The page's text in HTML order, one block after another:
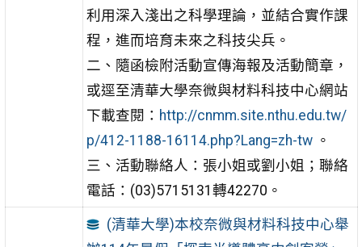
利用深入淺出之科學理論，並結合實作課
程，進而培育未來之科技尖兵。
二、隨函檢附活動宣傳海報及活動簡章，
或逕至清華大學奈微與材料科技中心網站
下載查閱： http://cnmm.site.nthu.edu.tw/
p/412-1188-16114.php?Lang=zh-tw。
三、活動聯絡人：張小姐或劉小姐；聯絡
電話：(03)5715131轉42270。
(清華大學)本校奈微與材料科技中心舉